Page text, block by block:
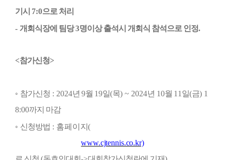
기시 7:0으로 처리
- 개회식장에 팀당3명이상 출석시 개회식 참석으로 인정.
<참가신청>
◦ 참가신청 : 2024년 9월 19일(목) ~ 2024년 10월 11 일(금) 1
8:00까지 마감
◦ 신청방법 : 홈페이지(
www.cjtennis.co.kr)